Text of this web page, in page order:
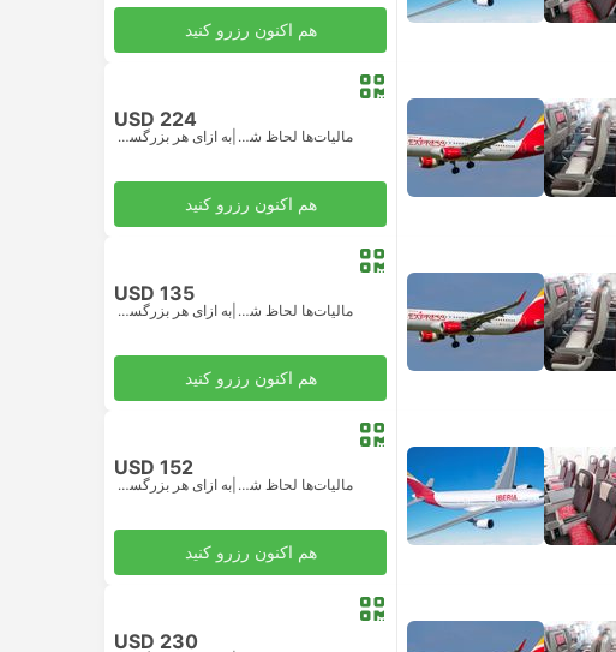
هم اکنون رزرو کنید
USD 224
مالیات‌ها لحاظ شده | به ازای هر بزرگسال
هم اکنون رزرو کنید
USD 135
مالیات‌ها لحاظ شده | به ازای هر بزرگسال
هم اکنون رزرو کنید
USD 152
مالیات‌ها لحاظ شده | به ازای هر بزرگسال
هم اکنون رزرو کنید
USD 230